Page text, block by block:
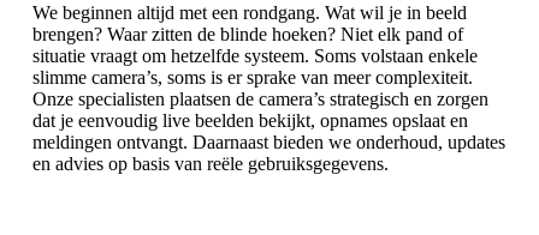
We beginnen altijd met een rondgang. Wat wil je in beeld
brengen? Waar zitten de blinde hoeken? Niet elk pand of
situatie vraagt om hetzelfde systeem. Soms volstaan enkele
slimme camera’s, soms is er sprake van meer complexiteit.
Onze specialisten plaatsen de camera’s strategisch en zorgen
dat je eenvoudig live beelden bekijkt, opnames opslaat en
meldingen ontvangt. Daarnaast bieden we onderhoud, updates
en advies op basis van reële gebruiksgegevens.